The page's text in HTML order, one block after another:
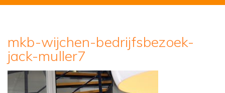
mkb-wijchen-bedrijfsbezoek-
jack-muller7